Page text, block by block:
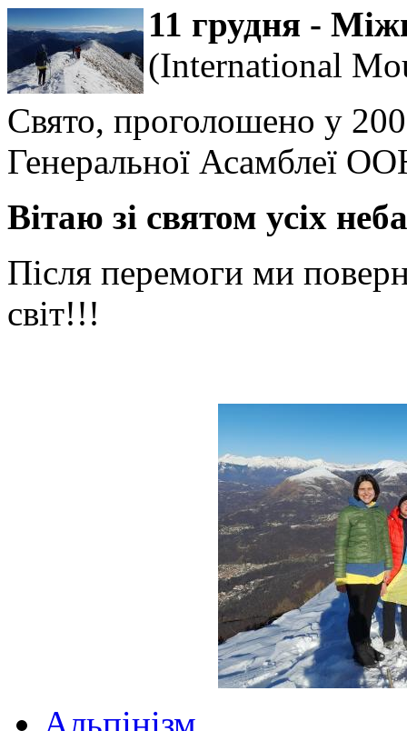
11 грудня -
(International
Свято, проголошено у
Генеральної Асамблеї
Вітаю зі святом усіх
Після перемоги ми
світ!!!